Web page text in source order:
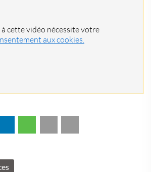
à cette vidéo nécessite votre
aux cookies.